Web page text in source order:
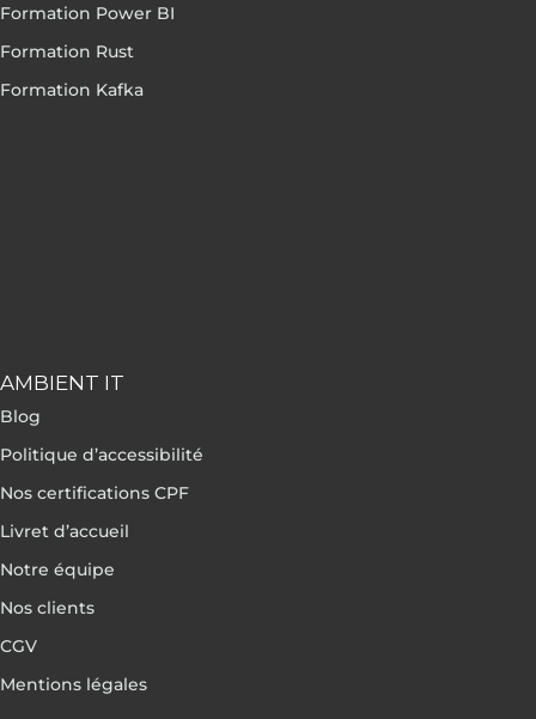
Formation Power BI
Formation Rust
Formation Kafka
AMBIENT IT
Blog
Politique d’accessibilité
Nos certifications CPF
Livret d’accueil
Notre équipe
Nos clients
CGV
Mentions légales